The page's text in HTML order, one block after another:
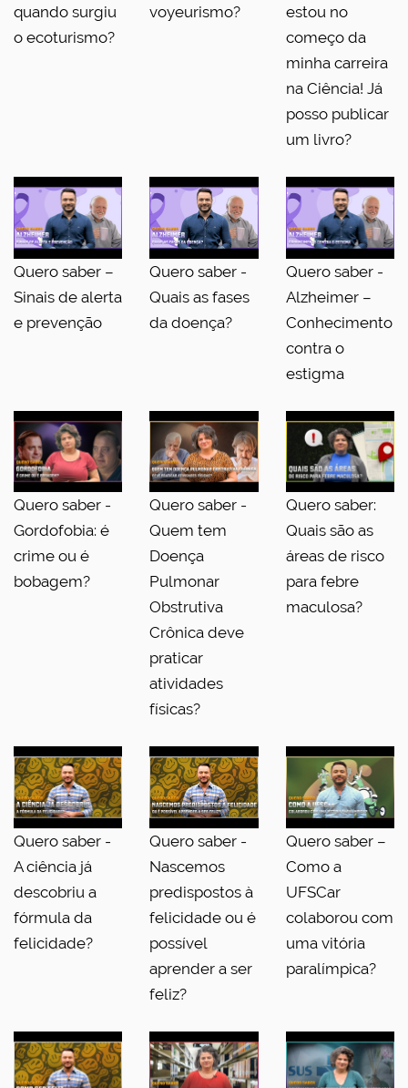
quando surgiu
o ecoturismo?
voyeurismo?
estou no
começo da
minha carreira
na Ciência! Já
posso publicar
um livro?
Quero saber –
Sinais de alerta
e prevenção
Quero saber -
Quais as fases
da doença?
Quero saber -
Alzheimer –
Conhecimento
contra o
estigma
Quero saber -
Gordofobia: é
crime ou é
bobagem?
Quero saber -
Quem tem
Doença
Pulmonar
Obstrutiva
Crônica deve
praticar
atividades
físicas?
Quero saber:
Quais são as
áreas de risco
para febre
maculosa?
Quero saber -
A ciência já
descobriu a
fórmula da
felicidade?
Quero saber -
Nascemos
predispostos à
felicidade ou é
possível
aprender a ser
feliz?
Quero saber –
Como a
UFSCar
colaborou com
uma vitória
paralímpica?